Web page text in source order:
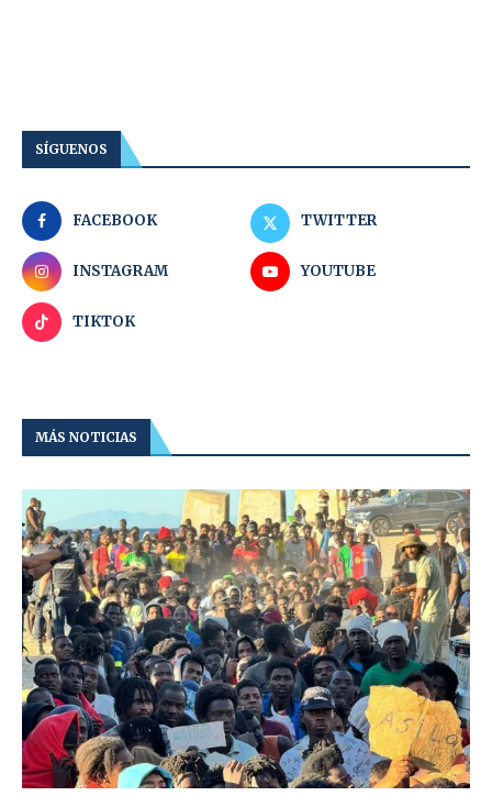
SÍGUENOS
FACEBOOK TWITTER
INSTAGRAM YOUTUBE
TIKTOK
MÁS NOTICIAS